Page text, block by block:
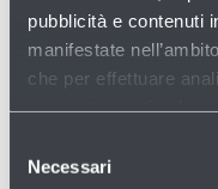
pubblicità e contenuti
manifestate
che per effettuare
tracciamento in
delNecessari